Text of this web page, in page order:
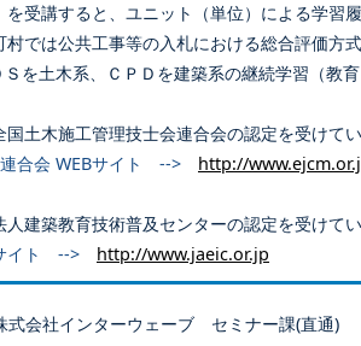
受講すると、ユニット（単位）による学
では公共工事等の入札における総合評価
を土木系、ＣＰＤを建築系の継続学習（教
土木施工管理技士会連合会の認定を受けてい
連合会 WEBサイト --> http://
建築教育技術普及センターの認定を受けてい
サイト --> http://www.jaeic.or.jp
社インターウェーブ セミナー課(直通)